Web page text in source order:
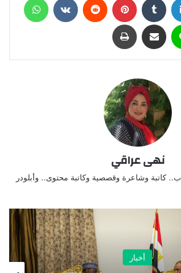
نهى عراقي
كاتبة وشاعرة وقصصية وكاتبة محتوى.. وأبلودر